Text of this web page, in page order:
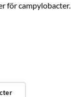
för campylobacter.